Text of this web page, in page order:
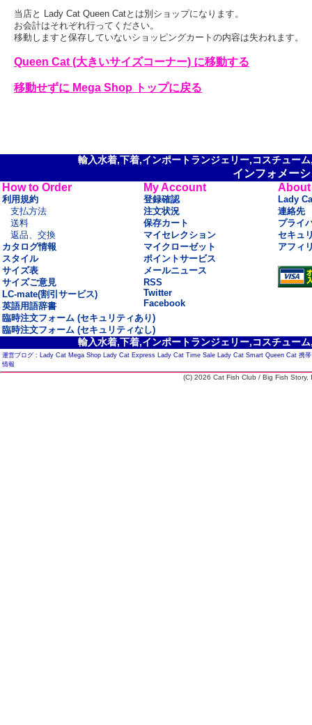
当店と Lady Cat Queen Catとは別ショップになります。
お会計はそれぞれ行ってください。
移動しますと保存していないショッピングカートの内容は失われます。
Queen Cat (大きいサイズコーナー) に移動する
移動せずに Mega Shop トップに戻る
輸入水着,下着,インポートランジェリー,コスチュー
インフォメー
How to Order
利用規約
支払方法
送料
返品、交換
カタログ情報
スタイル
サイズ表
サイズご意見
LC-mate(割引サービス)
英語用語辞書
My Account
登録確認
注文状況
保存カート
マイセレクション
マイクローゼット
ポイントサービス
メールニュース
RSS
Twitter
Facebook
About
Lady
連絡先
プライ
セキュ
アフィ
臨時注文フォーム (セキュリティあり)
臨時注文フォーム (セキュリティなし)
輸入水着,下着,インポートランジェリー,コスチュー
運営ブログ : Lady Cat Mega Shop Lady Cat Express Lady Cat Time Sale Lady Cat Smart Queen Cat 携
情報
(C) 2026 Cat Fish Club / Big Fish Story,